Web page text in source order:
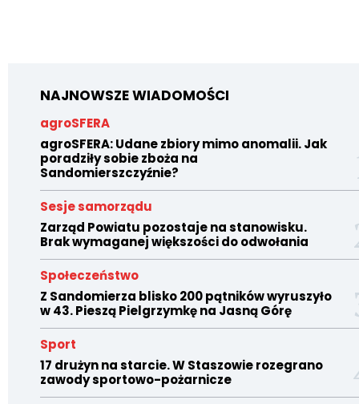
NAJNOWSZE WIADOMOŚCI
agroSFERA
agroSFERA: Udane zbiory mimo anomalii. Jak
poradziły sobie zboża na
Sandomierszczyźnie?
Sesje samorządu
Zarząd Powiatu pozostaje na stanowisku.
Brak wymaganej większości do odwołania
Społeczeństwo
Z Sandomierza blisko 200 pątników wyruszyło
w 43. Pieszą Pielgrzymkę na Jasną Górę
Sport
17 drużyn na starcie. W Staszowie rozegrano
zawody sportowo-pożarnicze